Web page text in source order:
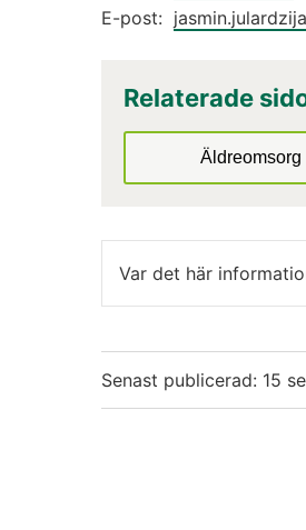
E-post:
Relaterade
Äldreomsorg
Var det här
Senast publicerad: 15